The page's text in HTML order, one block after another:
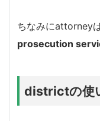
ちなみにattorneyは
prosecution
districtの使